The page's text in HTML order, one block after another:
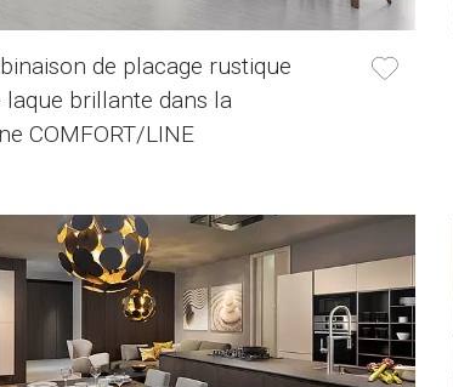
de placage rustique
laque brillante dans la
COMFORT/LINE